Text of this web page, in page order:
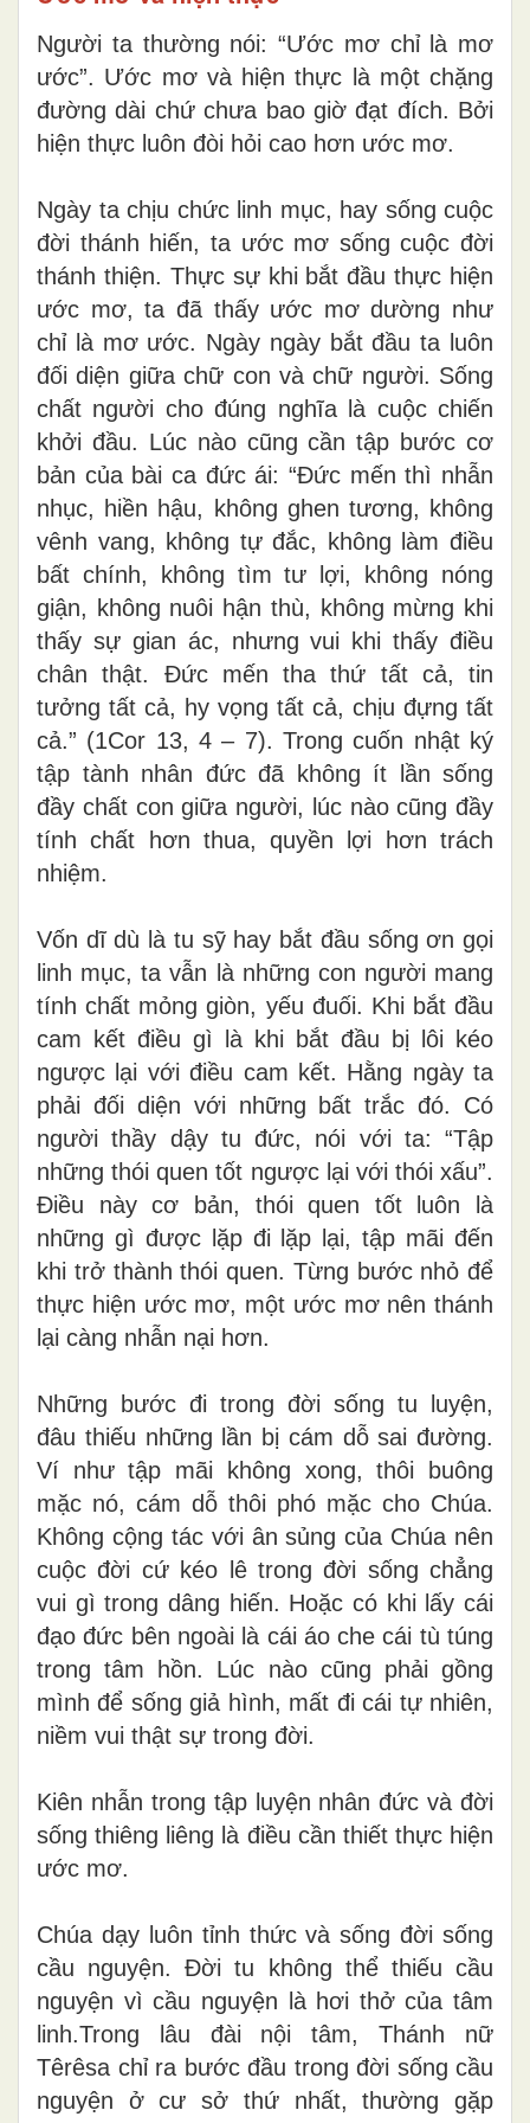
Người ta thường nói: “Ước mơ chỉ là mơ
ước”. Ước mơ và hiện thực là một chặng
đường dài chứ chưa bao giờ đạt đích. Bởi
hiện thực luôn đòi hỏi cao hơn ước mơ.
Ngày ta chịu chức linh mục, hay sống cuộc
đời thánh hiến, ta ước mơ sống cuộc đời
thánh thiện. Thực sự khi bắt đầu thực hiện
ước mơ, ta đã thấy ước mơ dường như
chỉ là mơ ước. Ngày ngày bắt đầu ta luôn
đối diện giữa chữ con và chữ người. Sống
chất người cho đúng nghĩa là cuộc chiến
khởi đầu. Lúc nào cũng cần tập bước cơ
bản của bài ca đức ái: “Đức mến thì nhẫn
nhục, hiền hậu, không ghen tương, không
vênh vang, không tự đắc, không làm điều
bất chính, không tìm tư lợi, không nóng
giận, không nuôi hận thù, không mừng khi
thấy sự gian ác, nhưng vui khi thấy điều
chân thật. Đức mến tha thứ tất cả, tin
tưởng tất cả, hy vọng tất cả, chịu đựng tất
cả.” (1Cor 13, 4 – 7). Trong cuốn nhật ký
tập tành nhân đức đã không ít lần sống
đầy chất con giữa người, lúc nào cũng đầy
tính chất hơn thua, quyền lợi hơn trách
nhiệm.
Vốn dĩ dù là tu sỹ hay bắt đầu sống ơn gọi
linh mục, ta vẫn là những con người mang
tính chất mỏng giòn, yếu đuối. Khi bắt đầu
cam kết điều gì là khi bắt đầu bị lôi kéo
ngược lại với điều cam kết. Hằng ngày ta
phải đối diện với những bất trắc đó. Có
người thầy dậy tu đức, nói với ta: “Tập
những thói quen tốt ngược lại với thói xấu”.
Điều này cơ bản, thói quen tốt luôn là
những gì được lặp đi lặp lại, tập mãi đến
khi trở thành thói quen. Từng bước nhỏ để
thực hiện ước mơ, một ước mơ nên thánh
lại càng nhẫn nại hơn.
Những bước đi trong đời sống tu luyện,
đâu thiếu những lần bị cám dỗ sai đường.
Ví như tập mãi không xong, thôi buông
mặc nó, cám dỗ thôi phó mặc cho Chúa.
Không cộng tác với ân sủng của Chúa nên
cuộc đời cứ kéo lê trong đời sống chẳng
vui gì trong dâng hiến. Hoặc có khi lấy cái
đạo đức bên ngoài là cái áo che cái tù túng
trong tâm hồn. Lúc nào cũng phải gồng
mình để sống giả hình, mất đi cái tự nhiên,
niềm vui thật sự trong đời.
Kiên nhẫn trong tập luyện nhân đức và đời
sống thiêng liêng là điều cần thiết thực hiện
ước mơ.
Chúa dạy luôn tỉnh thức và sống đời sống
cầu nguyện. Đời tu không thể thiếu cầu
nguyện vì cầu nguyện là hơi thở của tâm
linh.Trong lâu đài nội tâm, Thánh nữ
Têrêsa chỉ ra bước đầu trong đời sống cầu
nguyện ở cư sở thứ nhất, thường gặp